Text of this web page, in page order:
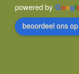
powered by Googl
beoordeel ons op